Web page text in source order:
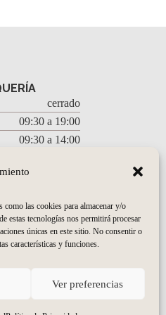
como las cookies para almacenar y/o
estas tecnologías nos permitirá procesar
únicas en este sitio. No consentir o
características y funciones.
Ver preferencias
cerrado
09:30 a 19:00
09:30 a 14:00
cerrado